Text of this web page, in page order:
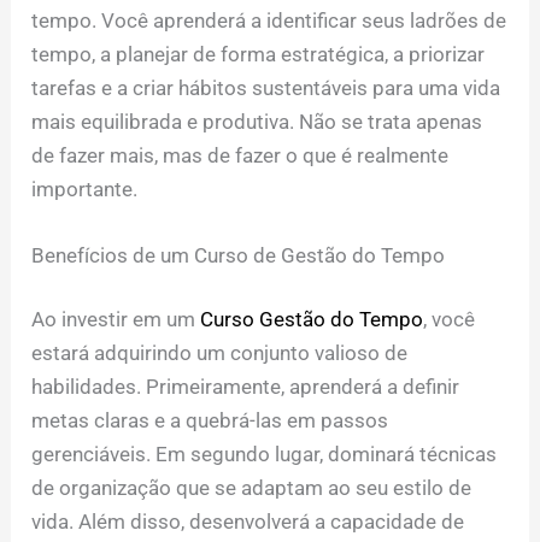
tempo. Você aprenderá a identificar seus ladrões de
tempo, a planejar de forma estratégica, a priorizar
tarefas e a criar hábitos sustentáveis para uma vida
mais equilibrada e produtiva. Não se trata apenas
de fazer mais, mas de fazer o que é realmente
importante.
Benefícios de um Curso de Gestão do Tempo
Ao investir em um Curso Gestão do Tempo, você
estará adquirindo um conjunto valioso de
habilidades. Primeiramente, aprenderá a definir
metas claras e a quebrá-las em passos
gerenciáveis. Em segundo lugar, dominará técnicas
de organização que se adaptam ao seu estilo de
vida. Além disso, desenvolverá a capacidade de